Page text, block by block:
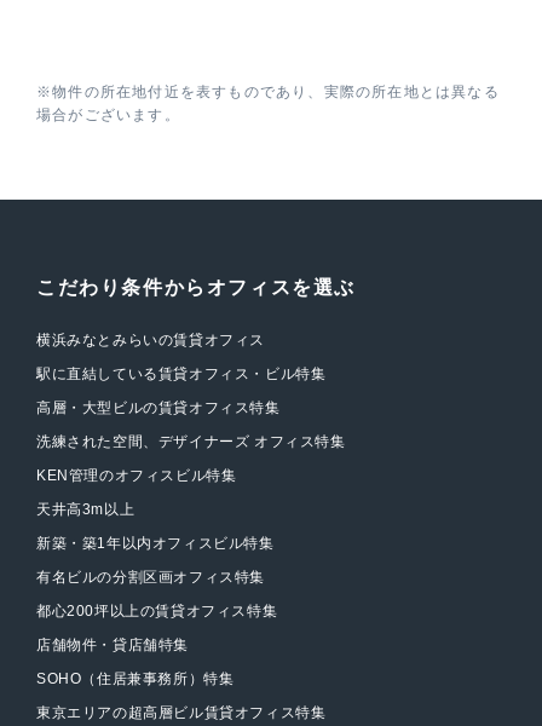
※物件の所在地付近を表すものであり、実際の所在地とは異なる
場合がございます。
こだわり条件からオフィスを選ぶ
横浜みなとみらいの賃貸オフィス
駅に直結している賃貸オフィス・ビル特集
高層・大型ビルの賃貸オフィス特集
洗練された空間、デザイナーズ オフィス特集
KEN管理のオフィスビル特集
天井高3m以上
新築・築1年以内オフィスビル特集
有名ビルの分割区画オフィス特集
都心200坪以上の賃貸オフィス特集
店舗物件・貸店舗特集
SOHO（住居兼事務所）特集
東京エリアの超高層ビル賃貸オフィス特集